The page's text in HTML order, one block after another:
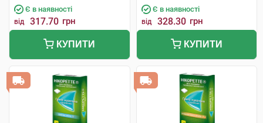
Є в наявності
від 317.70 грн
КУПИТИ
Є в наявності
від 328.30 грн
КУПИТИ